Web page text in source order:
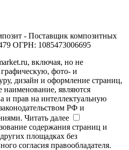
- Поставщик композитных
ОГРН: 1085473006695
включая, но не
графическую, фото- и
дизайн и оформление страниц,
являются
и прав на интеллектуальную
РФ и
Читать далее
содержания страниц и
площадках без
согласия правообладателя.